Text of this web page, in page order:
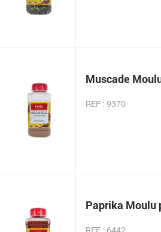
Muscade
REF : 9370
Paprika Moulu